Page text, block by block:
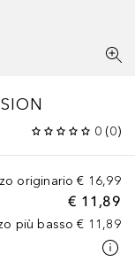
0 (0)
originario € 16,99
€ 11,89
più basso € 11,89